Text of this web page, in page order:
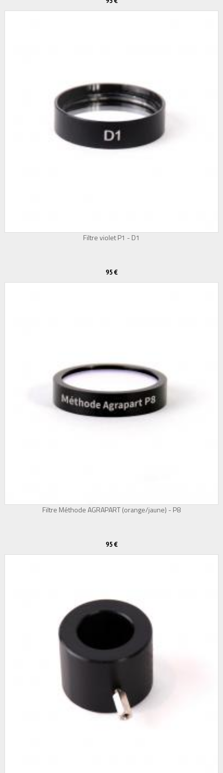
Filtre violet P1 - D1
95 €
Filtre Méthode AGRAPART (orange/jaune) - P8
95 €